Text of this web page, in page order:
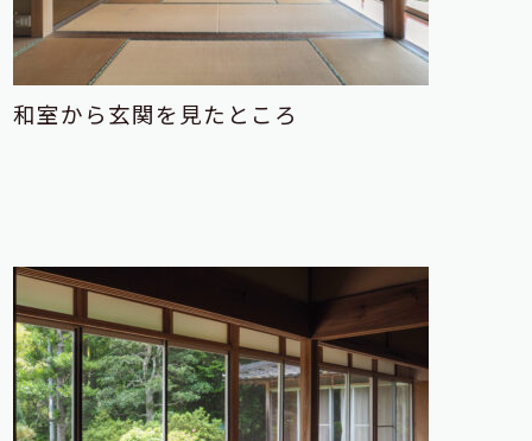
和室から玄関を見たところ